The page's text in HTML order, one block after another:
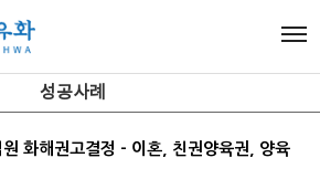
성공사례
원 화해권고결정 - 이혼, 친권양육권, 양육